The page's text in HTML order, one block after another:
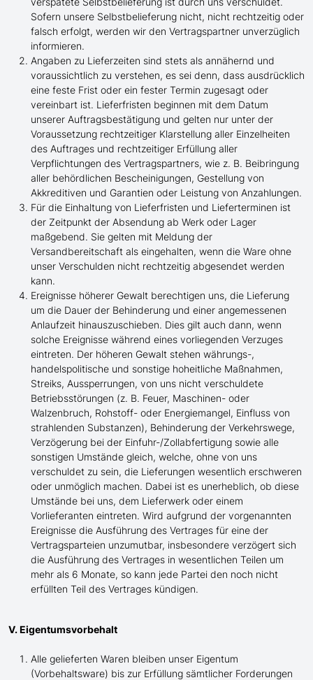
Sofern unsere Selbstbelieferung nicht, nicht rechtzeitig oder
falsch erfolgt, werden wir den Vertragspartner unverzüglich
informieren.
Angaben zu Lieferzeiten sind stets als annähernd und
voraussichtlich zu verstehen, es sei denn, dass ausdrücklich
eine feste Frist oder ein fester Termin zugesagt oder
vereinbart ist. Lieferfristen beginnen mit dem Datum
unserer Auftragsbestätigung und gelten nur unter der
Voraussetzung rechtzeitiger Klarstellung aller Einzelheiten
des Auftrages und rechtzeitiger Erfüllung aller
Verpflichtungen des Vertragspartners, wie z. B. Beibringung
aller behördlichen Bescheinigungen, Gestellung von
Akkreditiven und Garantien oder Leistung von Anzahlungen.
Für die Einhaltung von Lieferfristen und Lieferterminen ist
der Zeitpunkt der Absendung ab Werk oder Lager
maßgebend. Sie gelten mit Meldung der
Versandbereitschaft als eingehalten, wenn die Ware ohne
unser Verschulden nicht rechtzeitig abgesendet werden
kann.
Ereignisse höherer Gewalt berechtigen uns, die Lieferung
um die Dauer der Behinderung und einer angemessenen
Anlaufzeit hinauszuschieben. Dies gilt auch dann, wenn
solche Ereignisse während eines vorliegenden Verzuges
eintreten. Der höheren Gewalt stehen währungs-,
handelspolitische und sonstige hoheitliche Maßnahmen,
Streiks, Aussperrungen, von uns nicht verschuldete
Betriebsstörungen (z. B. Feuer, Maschinen- oder
Walzenbruch, Rohstoff- oder Energiemangel, Einfluss von
strahlenden Substanzen), Behinderung der Verkehrswege,
Verzögerung bei der Einfuhr-/Zollabfertigung sowie alle
sonstigen Umstände gleich, welche, ohne von uns
verschuldet zu sein, die Lieferungen wesentlich erschweren
oder unmöglich machen. Dabei ist es unerheblich, ob diese
Umstände bei uns, dem Lieferwerk oder einem
Vorlieferanten eintreten. Wird aufgrund der vorgenannten
Ereignisse die Ausführung des Vertrages für eine der
Vertragsparteien unzumutbar, insbesondere verzögert sich
die Ausführung des Vertrages in wesentlichen Teilen um
mehr als 6 Monate, so kann jede Partei den noch nicht
erfüllten Teil des Vertrages kündigen.
V. Eigentumsvorbehalt
Alle gelieferten Waren bleiben unser Eigentum
(Vorbehaltsware) bis zur Erfüllung sämtlicher Forderungen